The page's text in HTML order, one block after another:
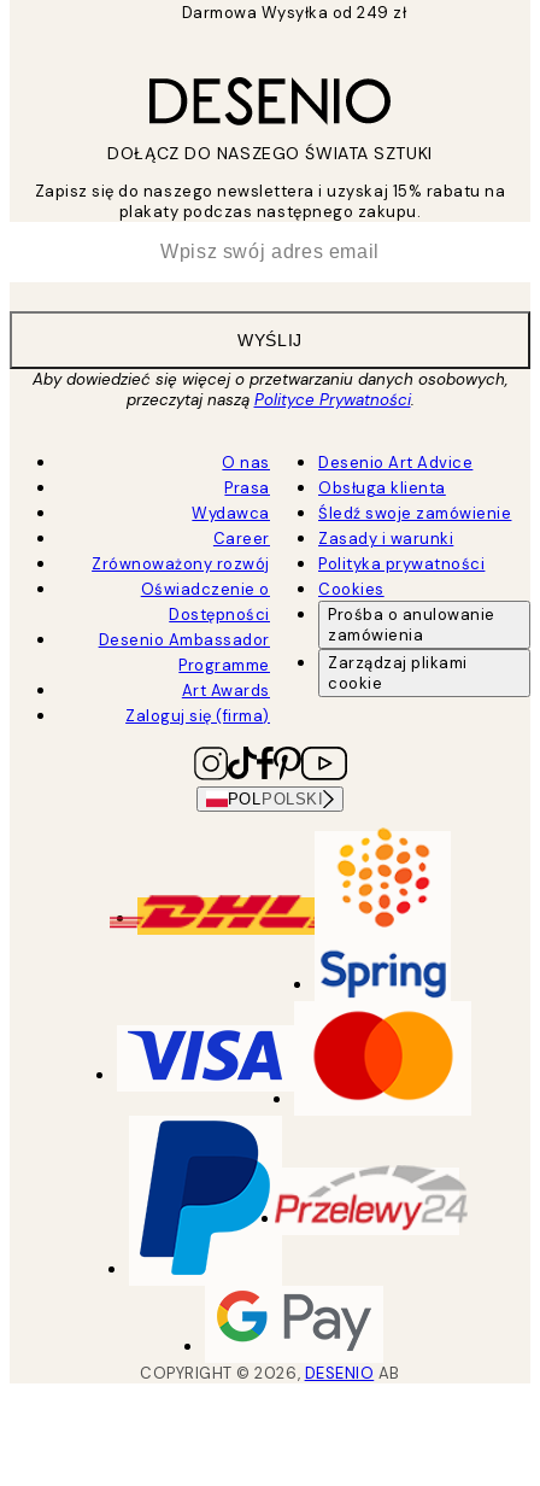
Darmowa Wysyłka od 249 zł
DOŁĄCZ DO NASZEGO ŚWIATA SZTUKI
Zapisz się do naszego newslettera i uzyskaj 15% rabatu na
plakaty podczas następnego zakupu.
WYŚLIJ
Aby dowiedzieć się więcej o przetwarzaniu danych osobowych,
przeczytaj naszą Polityce Prywatności.
O nas
Prasa
Wydawca
Career
Zrównoważony rozwój
Oświadczenie o
Dostępności
Desenio Ambassador
Programme
Art Awards
Zaloguj się (firma)
Desenio Art Advice
Obsługa klienta
Śledź swoje zamówienie
Zasady i warunki
Polityka prywatności
Cookies
Prośba o anulowanie
zamówienia
Zarządzaj plikami
cookie
POL POLSKI
COPYRIGHT ©2026, DESENIO AB